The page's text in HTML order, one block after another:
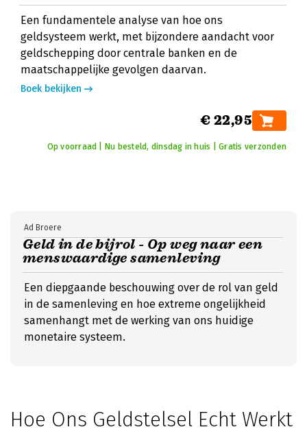
Een fundamentele analyse van hoe ons
geldsysteem werkt, met bijzondere aandacht voor
geldschepping door centrale banken en de
maatschappelijke gevolgen daarvan.
Boek bekijken
€ 22,95
Op voorraad | Nu besteld, dinsdag in huis | Gratis verzonden
Geld in de bijrol - Op weg naar een
menswaardige samenleving
Ad Broere
Een diepgaande beschouwing over de rol van geld
in de samenleving en hoe extreme ongelijkheid
samenhangt met de werking van ons huidige
monetaire systeem.
Hoe Ons Geldstelsel Echt Werkt